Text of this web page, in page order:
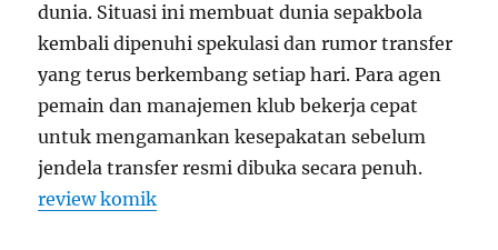
dunia. Situasi ini membuat dunia sepakbola
kembali dipenuhi spekulasi dan rumor transfer
yang terus berkembang setiap hari. Para agen
pemain dan manajemen klub bekerja cepat
untuk mengamankan kesepakatan sebelum
jendela transfer resmi dibuka secara penuh.
review komik